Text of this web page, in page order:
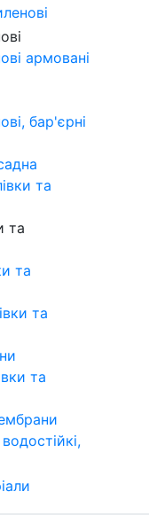
армовані
бар'єрні
та
та
та
та
та